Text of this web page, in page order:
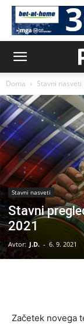
Doma Stavni nasveti
Stavni nasveti
Stavni
2021
Avtor: J.D. - 6. 9. 2021
Začetek novega